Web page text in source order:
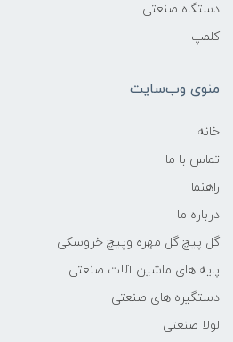
دستگاه صنعتی
کلمپ
منوی وب‌سایت
خانه
تماس با ما
راهنما
درباره ما
گل پیچ گل مهره وپیچ خروسکی
پایه های ماشین آلات صنعتی
دستگیره های صنعتی
لولا صنعتی